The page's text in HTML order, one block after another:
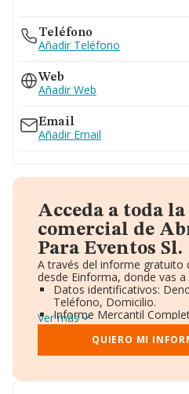
Teléfono
Añadir Teléfono
Web
Añadir Web
Email
Añadir Email
Acceda a toda
comercial de
Para Eventos Sl.
A través del informe gratuito
desde Einforma, donde vas
Datos identificativos:
Teléfono, Domicilio.
Informe Mercantil
Gráficos de Evolución
Consejo de
Directivos y Ejecutivos.
Ver más
QUIERO MI